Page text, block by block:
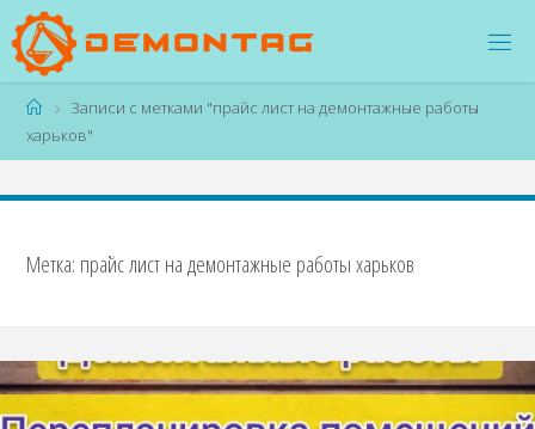
Перейти
содержимому
ГлавнаяЗаписи с метками "прайс лист на демонтажные работы
харьков"
Метка: прайс лист на демонтажные работы харьков